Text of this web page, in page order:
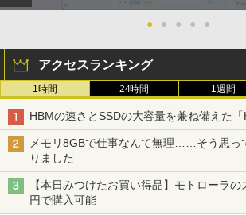
● ● ● ● ●
アクセスランキング
1時間 24時間 1週間
HBMの速さとSSDの大容量を兼ね備えた「
メモリ8GBで仕事なんて無理……そう思っ
りました
【本日みつけたお買い得品】モトローラ
円で購入可能